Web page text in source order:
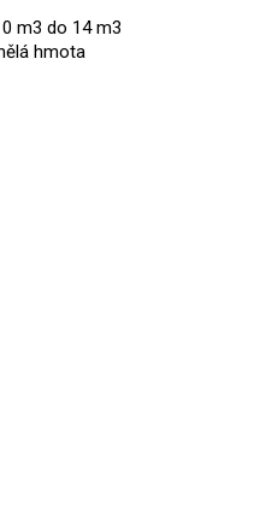
m3 do 14 m3
hmota